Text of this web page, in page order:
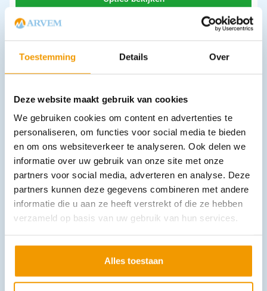
Toestemming Details Over
Deze website maakt gebruik van cookies
We gebruiken cookies om content en advertenties te
personaliseren, om functies voor social media te bieden
en om ons websiteverkeer te analyseren. Ook delen we
informatie over uw gebruik van onze site met onze
partners voor social media, adverteren en analyse. Deze
partners kunnen deze gegevens combineren met andere
informatie die u aan ze heeft verstrekt of die ze hebben
verzameld op basis van uw gebruik van hun services.
Alles toestaan
Manchet LF desinfecteerbaar met 1 slang Riester
€21,60 – €37,51 incl. btw
19.8 excl. btw
Opties bekijken
Leverbaar